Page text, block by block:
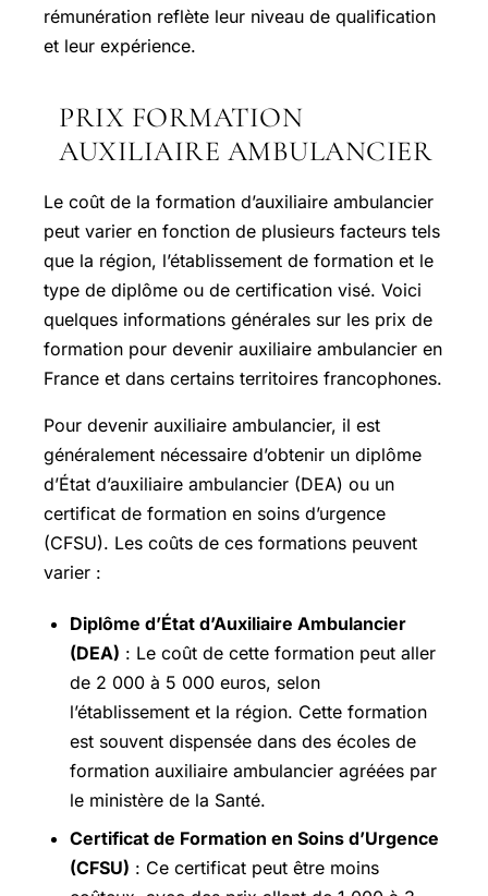
rémunération reflète leur niveau de qualification
et leur expérience.
PRIX FORMATION
AUXILIAIRE AMBULANCIER
Le coût de la formation d’auxiliaire ambulancier
peut varier en fonction de plusieurs facteurs tels
que la région, l’établissement de formation et le
type de diplôme ou de certification visé. Voici
quelques informations générales sur les prix de
formation pour devenir auxiliaire ambulancier en
France et dans certains territoires francophones.
Pour devenir auxiliaire ambulancier, il est
généralement nécessaire d’obtenir un diplôme
d’État d’auxiliaire ambulancier (DEA) ou un
certificat de formation en soins d’urgence
(CFSU). Les coûts de ces formations peuvent
varier :
Diplôme d’État d’Auxiliaire Ambulancier
(DEA) : Le coût de cette formation peut aller
de 2 000 à 5 000 euros, selon
l’établissement et la région. Cette formation
est souvent dispensée dans des écoles de
formation auxiliaire ambulancier agréées par
le ministère de la Santé.
Certificat de Formation en Soins d’Urgence
(CFSU) : Ce certificat peut être moins